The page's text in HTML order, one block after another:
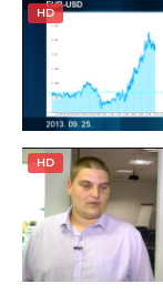
HD
HD